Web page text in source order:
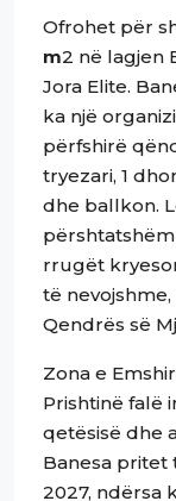
Ofrohet për
m2 në lagjen
Jora Elite.
ka një
përfshirë
tryezari, 1
dhe ballkon.
rrugët
të
Qendrës së
Zona e
Prishtinë falë
qetësisë dhe
Banesa pritet
2027, ndërsa